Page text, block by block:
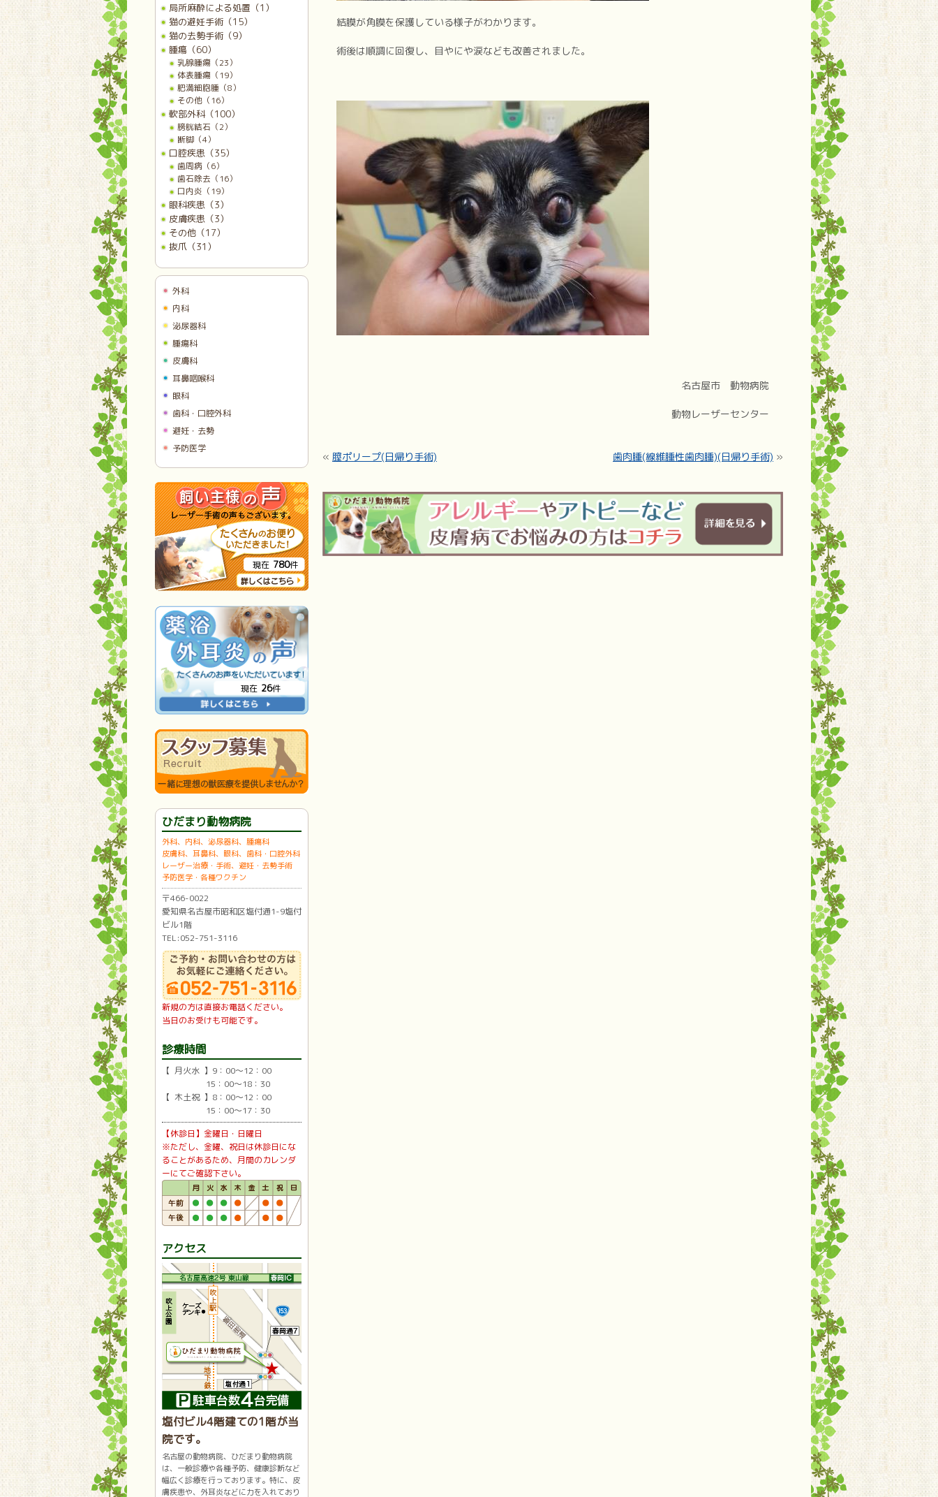
結膜が角膜を保護している様子がわかります。
術後は順調に回復し、目やにや涙なども改善されました。
名古屋市 動物病院
動物レーザーセンター
« 膣ポリープ(日帰り手術) 歯肉腫(線維腫性歯肉腫)(日帰り手術) »
局所麻酔による処置（1）
猫の避妊手術（15）
猫の去勢手術（9）
腫瘍（60）
乳腺腫瘍（23）
体表腫瘍（19）
肥満細胞腫（8）
その他（16）
軟部外科（100）
膀胱結石（2）
断脚（4）
口腔疾患（35）
歯周病（6）
歯石除去（16）
口内炎（19）
眼科疾患（3）
皮膚疾患（3）
その他（17）
抜爪（31）
外科
内科
泌尿器科
腫瘍科
皮膚科
耳鼻咽喉科
眼科
歯科・口腔外科
避妊・去勢
予防医学
現在 780件
現在 26件
ひだまり動物病院
外科、内科、泌尿器科、腫瘍科
皮膚科、耳鼻科、眼科、歯科・口腔外科
レーザー治療・手術、避妊・去勢手術
予防医学・各種ワクチン
〒466-0022
愛知県名古屋市昭和区塩付通1-9塩付
ビル1階
TEL:052-751-3116
新規の方は直接お電話ください。
当日のお受けも可能です。
診療時間
【 月火水 】9：00〜12：00
15：00〜18：30
【 木土祝 】8：00〜12：00
15：00〜17：30
【休診日】金曜日・日曜日
※ただし、金曜、祝日は休診日にな
ることがあるため、月間のカレンダ
ーにてご確認下さい。
アクセス
塩付ビル4階建ての1階が当
院です。
名古屋の動物病院、ひだまり動物病院
は、一般診療や各種予防、健康診断など
幅広く診療を行っております。特に、皮
膚疾患や、外耳炎などに力を入れており